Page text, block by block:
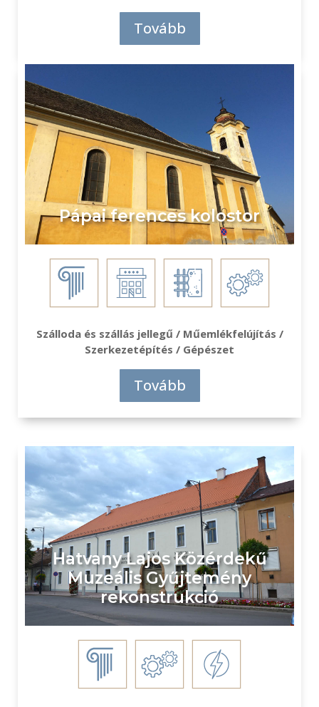
Tovább
Pápai ferences kolostor
Szálloda és szállás jellegű / Műemlékfelújítás /
Szerkezetépítés / Gépészet
Tovább
Hatvany Lajos Közérdekű
Muzeális Gyűjtemény
rekonstrukció